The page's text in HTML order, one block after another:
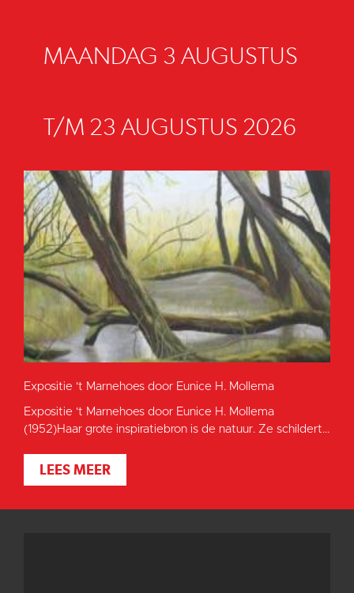
MAANDAG 3 AUGUSTUS
T/M 23 AUGUSTUS 2026
Expositie 't Marnehoes door Eunice H. Mollema
Expositie 't Marnehoes door Eunice H. Mollema
(1952)Haar grote inspiratiebron is de natuur. Ze schildert...
LEES MEER